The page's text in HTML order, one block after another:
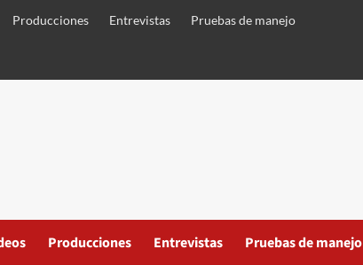
Producciones Entrevistas Pruebas de manejo
Producciones Entrevistas Pruebas de manejo